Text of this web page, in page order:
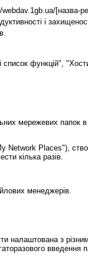
webdav.1gb.ua/[назва-
і
функцій",
мережевих папок
Places"),
кілька разів.
менеджерів.
налаштована з